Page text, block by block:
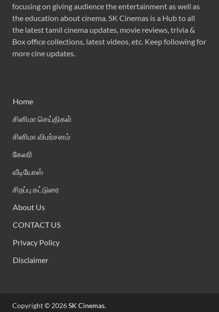
focusing on giving audience the entertainment as well as
the education about cinema. SK Cinemas is a Hub to all
the latest tamil cinema updates, movie reviews, trivia &
Box office collections, latest videos, etc. Keep following for
more cine updates.
Home
சினிமா செய்திகள்
சினிமா விமர்சனம்
கேலரி
வீடியோஸ்
சிறப்பு கட்டுரை
About Us
CONTACT US
Privacy Policy
Disclaimer
Copyright © 2026SK Cinemas.